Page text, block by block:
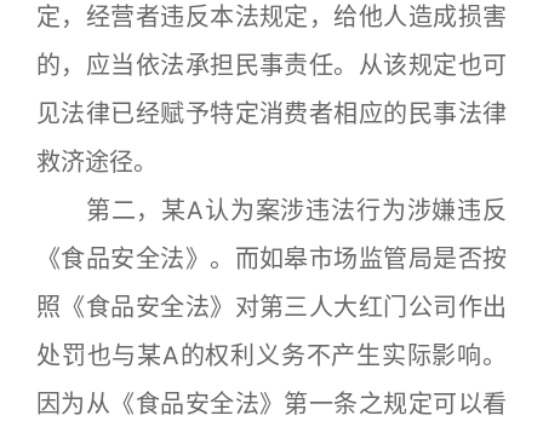
定，经营者违反本法规定，给他人造成损害
的，应当依法承担民事责任。从该规定也可
见法律已经赋予特定消费者相应的民事法律
救济途径。
第二，某A认为案涉违法行为涉嫌违反
《食品安全法》。而如皋市场监管局是否按
照《食品安全法》对第三人大红门公司作出
处罚也与某A的权利义务不产生实际影响。
因为从《食品安全法》第一条之规定可以看